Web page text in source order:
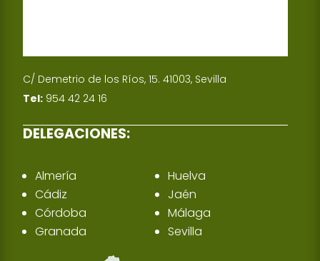
C/ Demetrio de los Ríos, 15. 41003, Sevilla
Tel: 954 42 24 16
DELEGACIONES:
Almería
Cádiz
Córdoba
Granada
Huelva
Jaén
Málaga
Sevilla